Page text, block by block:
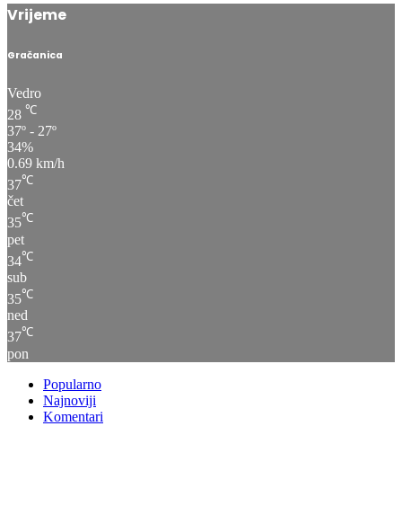
Vrijeme
Gračanica
Vedro
28 ℃
37º - 27º
34%
0.69 km/h
37℃
čet
35℃
pet
34℃
sub
35℃
ned
37℃
pon
Popularno
Najnoviji
Komentari